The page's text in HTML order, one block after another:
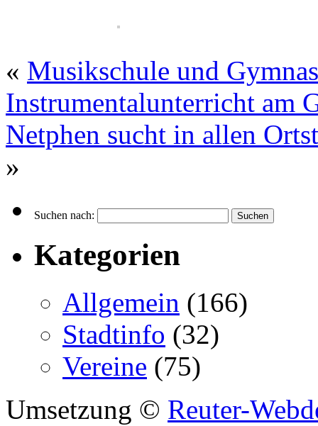
« Musikschule und
Instrumentalunterricht am
Netphen sucht in allen
»
Suchen nach:
Kategorien
Allgemein (166)
Stadtinfo (32)
Vereine (75)
Umsetzung © Reuter-